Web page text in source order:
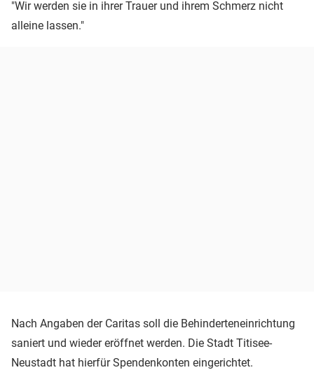
"Wir werden sie in ihrer Trauer und ihrem Schmerz nicht
alleine lassen."
Nach Angaben der Caritas soll die Behinderteneinrichtung
saniert und wieder eröffnet werden. Die Stadt Titisee-
Neustadt hat hierfür Spendenkonten eingerichtet.